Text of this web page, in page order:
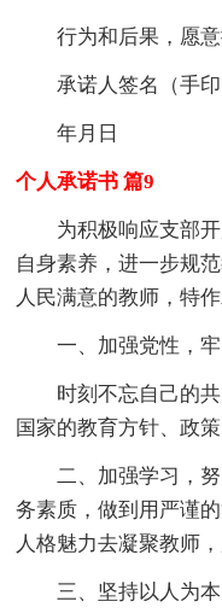
行为和后果，愿
承诺人签名（手印
年月日
个人承诺书 篇9
为积极响应支部
自身素养，进一步规
人民满意的教师，特
一、加强党性，
时刻不忘自己的
国家的教育方针、政
二、加强学习，
务素质，做到用严谨
人格魅力去凝聚教师
三、坚持以人为